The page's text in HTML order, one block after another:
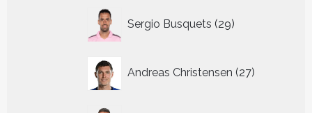
Sergio Busquets 29
producten
Andreas Christensen 27
producten